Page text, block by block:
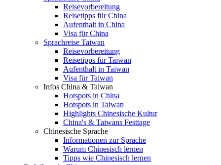
Reisevorbereitung
Reisetipps für China
Aufenthalt in China
Visa für China
Sprachreise Taiwan
Reisevorbereitung
Reisetipps für Taiwan
Aufenthalt in Taiwan
Visa für Taiwan
Infos China & Taiwan
Hotspots in China
Hotspots in Taiwan
Highlights Chinesische Kultur
China's & Taiwans Festtage
Chinesische Sprache
Informationen zur Sprache
Warum Chinesisch lernen
Tipps wie Chinesisch lernen